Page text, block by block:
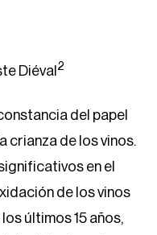
Diéval 2
del papel
crianza de los vinos.
en el
de los vinos
últimos 15 años,